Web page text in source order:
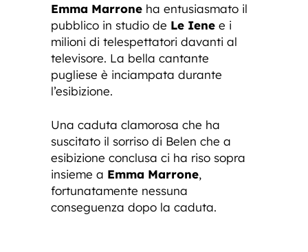
Emma Marrone ha entusiasmato il
pubblico in studio de Le Iene e i
milioni di telespettatori davanti al
televisore. La bella cantante
pugliese è inciampata durante
l’esibizione.
Una caduta clamorosa che ha
suscitato il sorriso di Belen che a
esibizione conclusa ci ha riso sopra
insieme a Emma Marrone,
fortunatamente nessuna
conseguenza dopo la caduta.